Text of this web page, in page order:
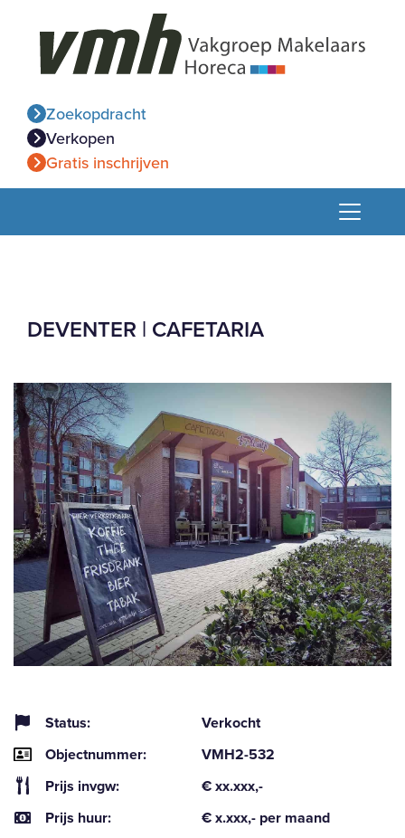
Zoekopdracht
Verkopen
Gratis inschrijven
DEVENTER | CAFETARIA
Status:
Verkocht
Objectnummer:
VMH2-532
Prijs invgw:
€ xx.xxx,-
Prijs huur:
€ x.xxx,- per maand